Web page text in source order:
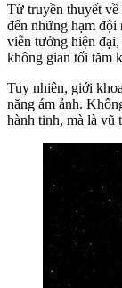
Từ truyền thuyết
đến những hạm đội
viễn tưởng hiện
không gian tối tăm
Tuy nhiên, giới
năng ám ảnh.
hành tinh, mà là vũ